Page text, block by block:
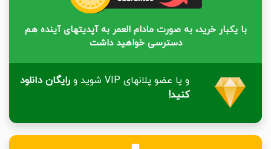
با یکبار خرید، به صورت مادام العمر به آپدیتهای آینده هم
دسترسی خواهید داشت
و یا عضو پلانهای VIP شوید و
رایگان دانلود
کنید!